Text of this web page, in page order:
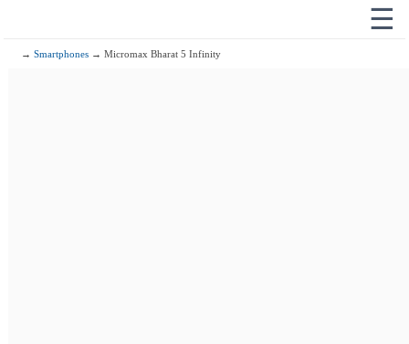
☰
→Smartphones → Micromax Bharat 5 Infinity